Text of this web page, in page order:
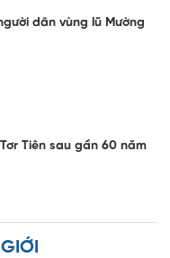
dân vùng lũ Mường
Tiên sau gần 60 năm